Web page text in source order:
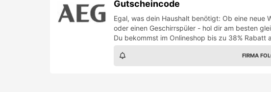
Gutscheincode
Egal, was dein Haushalt benötigt: Ob eine neue
oder einen Geschirrspüler - hol dir am besten
Du bekommst im Onlineshop bis zu 38% Rabatt
FIRMA